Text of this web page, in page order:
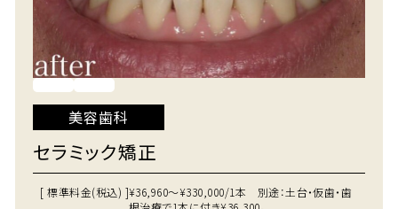
美容歯科
セラミック矯正
[ 標準料金(税込) ]¥36,960～¥330,000/1本 別途：土台・仮歯・歯